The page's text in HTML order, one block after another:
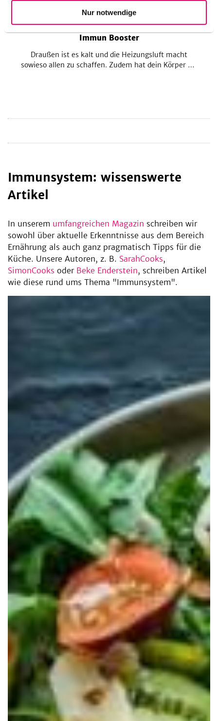
Nur notwendige
27
Immun Booster
Draußen ist es kalt und die Heizungsluft macht
sowieso allen zu schaffen. Zudem hat dein Körper die
Immunsystem: wissenswerte
Artikel
In unserem umfangreichen Magazin schreiben wir
sowohl über aktuelle Erkenntnisse aus dem Bereich
Ernährung als auch ganz pragmatisch Tipps für die
Küche. Unsere Autoren, z. B. SarahCooks,
SimonCooks oder Beke Enderstein, schreiben Artikel
wie diese rund ums Thema "Immunsystem".